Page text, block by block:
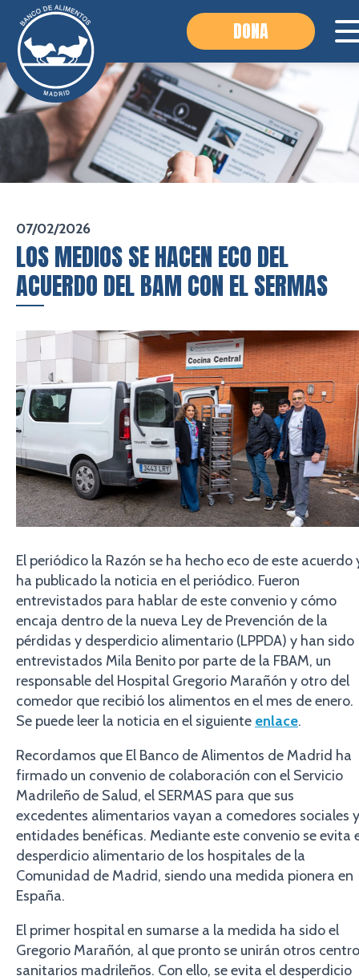
DONA
07/02/2026
LOS MEDIOS SE HACEN ECO DEL
ACUERDO DEL BAM CON EL SERMAS
El periódico la Razón se ha hecho eco de este acuerdo
ha publicado la noticia en el periódico. Fueron
entrevistados para hablar de este convenio y cómo
encaja dentro de la nueva Ley de Prevención de la
pérdidas y desperdicio alimentario (LPPDA) y han sido
entrevistados Mila Benito por parte de la FBAM, un
responsable del Hospital Gregorio Marañón y otro del
comedor que recibió los alimentos en el mes de enero.
Se puede leer la noticia en el siguiente enlace.
Recordamos que El Banco de Alimentos de Madrid ha
firmado un convenio de colaboración con el Servicio
Madrileño de Salud, el SERMAS para que sus
excedentes alimentarios vayan a comedores sociales y
entidades benéficas. Mediante este convenio se evita
desperdicio alimentario de los hospitales de la
Comunidad de Madrid, siendo una medida pionera en
España.
El primer hospital en sumarse a la medida ha sido el
Gregorio Marañón, al que pronto se unirán otros
sanitarios madrileños. Con ello, se evita el desperdicio